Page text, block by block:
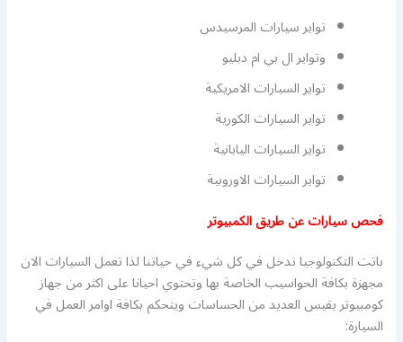
تواير سيارات المرسيدس
وتواير ال بي ام دبليو
تواير السيارات الامريكية
تواير السيارات الكورية
تواير السيارات اليابانية
تواير السيارات الاوروبية
فحص سيارات عن طريق الكمبيوتر
باتت التكنولوجيا تدخل في كل شيء في حياتنا لذا تعمل السيارات الان
مجهزة بكافة الحواسيب الخاصة بها وتحتوي احيانا على اكثر من جهاز
كومبيوتر يقيس العديد من الحساسات ويتحكم بكافة اوامر العمل في
السيارة: